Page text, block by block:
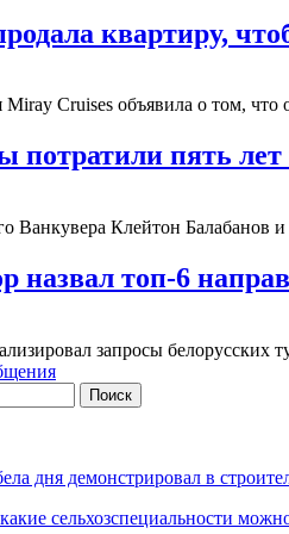
квартиру,
Cruises объявила о том,
потратили пять
Ванкувера Клейтон Балабанов
назвал топ-6
запросы белорусских
дня демонстрировал в
сельхозспециальности